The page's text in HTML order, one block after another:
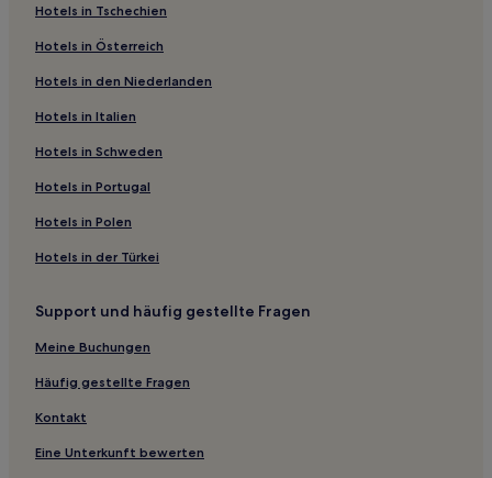
Hotels mit inbegriffenem Frühstück in Carcassonne
Hotels mit Parkplatz in Carcassonne
Günstige in Carcassonne
Hotels mit Wellnessbereich in Carcassonne
Hotels mit Pool in Carcassonne
Familien in Carcassonne
Haustierfreundliche in Moissac
Haustierfreundliche in Midi-Pyrénées
Business in Albi
Hotels mit inbegriffenem Frühstück in Albi
Haustierfreundliche in Albi
Familien in Albi
Hotels mit Parkplatz in Millau
Hotels in Tschechien
Hotels in Österreich
Hotels in den Niederlanden
Hotels in Italien
Hotels in Schweden
Hotels in Portugal
Hotels in Polen
Hotels in der Türkei
Support und häufig gestellte Fragen
Meine Buchungen
Häufig gestellte Fragen
Kontakt
Eine Unterkunft bewerten